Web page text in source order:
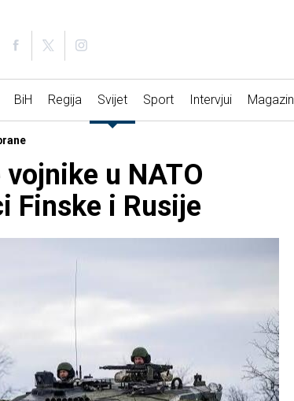
BiH Regija Svijet Sport Intervjui Magazin
u NATO
Finske i Rusije